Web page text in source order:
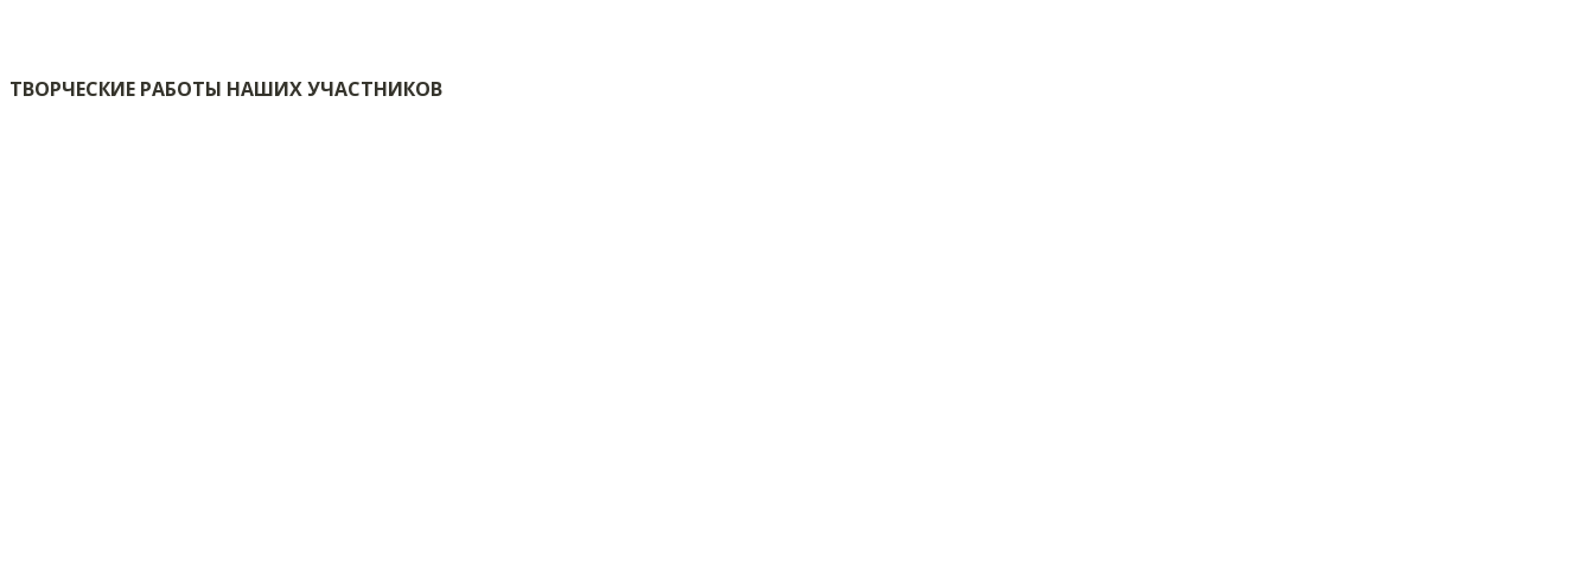
ТВОРЧЕСКИЕ РАБОТЫ НАШИХ УЧАСТНИКОВ